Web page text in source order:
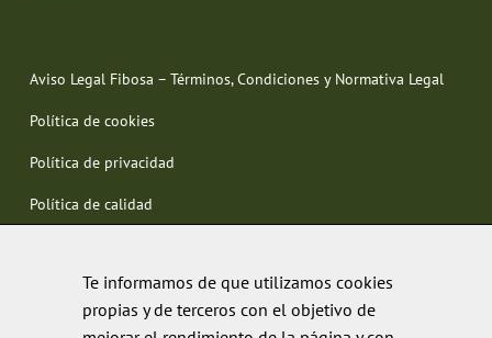
Aviso Legal Fibosa – Términos, Condiciones y Normativa Legal
Política de cookies
Política de privacidad
Política de calidad
Te informamos de que utilizamos cookies
propias y de terceros con el objetivo de